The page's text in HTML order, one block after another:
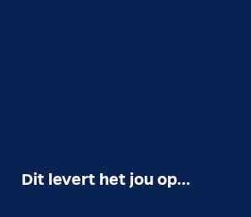
Dit levert het jou op...